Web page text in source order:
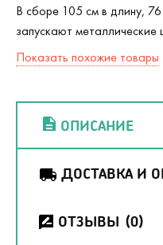
В сборе 105 см в длину,
запускают металлические
Показать похожие товары
ОПИСАНИЕ
ДОСТАВКА И
ОТЗЫВЫ (0)